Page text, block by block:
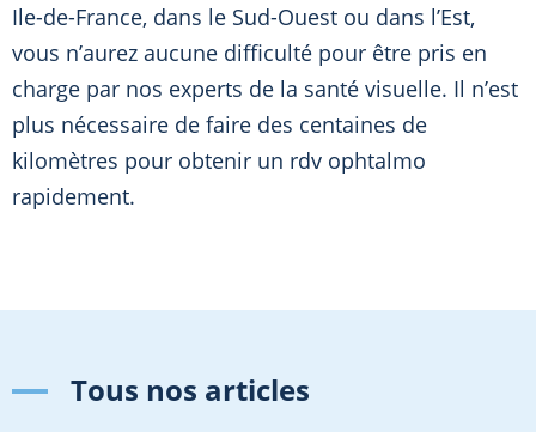
Ile-de-France, dans le Sud-Ouest ou dans l’Est,
vous n’aurez aucune difficulté pour être pris en
charge par nos experts de la santé visuelle. Il n’est
plus nécessaire de faire des centaines de
kilomètres pour obtenir un rdv ophtalmo
rapidement.
Tous nos articles